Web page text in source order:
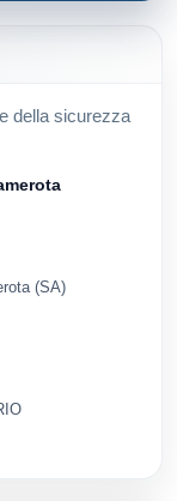
della sicurezza
(SA)